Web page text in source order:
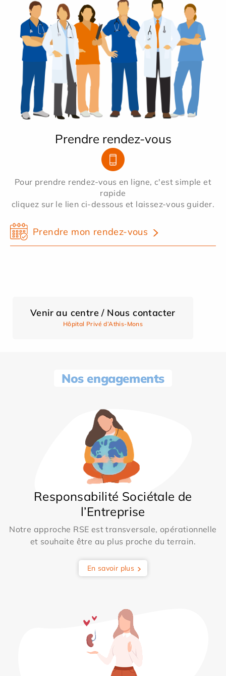
Prendre rendez-vous
Pour prendre rendez-vous en ligne, c'est simple et
rapide
cliquez sur le lien ci-dessous et laissez-vous guider.
Prendre mon rendez-vous
Venir au centre / Nous contacter
Hôpital Privé d’Athis-Mons
Nos engagements
Responsabilité Sociétale de
l’Entreprise
Notre approche RSE est transversale, opérationnelle
et souhaite être au plus proche du terrain.
En savoir plus